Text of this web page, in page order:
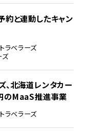
約と連動したキャン
ラベラーズ
ズ
、北海道レンタカー
のMaaS推進事業
ラベラーズ